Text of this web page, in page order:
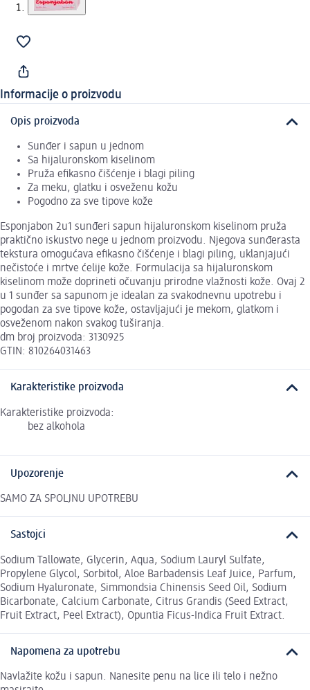
Informacije o proizvodu
Opis proizvoda
Sunđer i sapun u jednom
Sa hijaluronskom kiselinom
Pruža efikasno čišćenje i blagi piling
Za meku, glatku i osveženu kožu
Pogodno za sve tipove kože
Esponjabon 2u1 sunđeri sapun hijaluronskom kiselinom pruža
praktično iskustvo nege u jednom proizvodu. Njegova sunđerasta
tekstura omogućava efikasno čišćenje i blagi piling, uklanjajući
nečistoće i mrtve ćelije kože. Formulacija sa hijaluronskom
kiselinom može doprineti očuvanju prirodne vlažnosti kože. Ovaj 2
u 1 sunđer sa sapunom je idealan za svakodnevnu upotrebu i
pogodan za sve tipove kože, ostavljajući je mekom, glatkom i
osveženom nakon svakog tuširanja.
dm broj proizvoda: 3130925
GTIN: 810264031463
Karakteristike proizvoda
Karakteristike proizvoda:
bez alkohola
Upozorenje
SAMO ZA SPOLJNU UPOTREBU
Sastojci
Sodium Tallowate, Glycerin, Aqua, Sodium Lauryl Sulfate,
Propylene Glycol, Sorbitol, Aloe Barbadensis Leaf Juice, Parfum,
Sodium Hyaluronate, Simmondsia Chinensis Seed Oil, Sodium
Bicarbonate, Calcium Carbonate, Citrus Grandis (Seed Extract,
Fruit Extract, Peel Extract), Opuntia Ficus-Indica Fruit Extract.
Napomena za upotrebu
Navlažite kožu i sapun. Nanesite penu na lice ili telo i nežno